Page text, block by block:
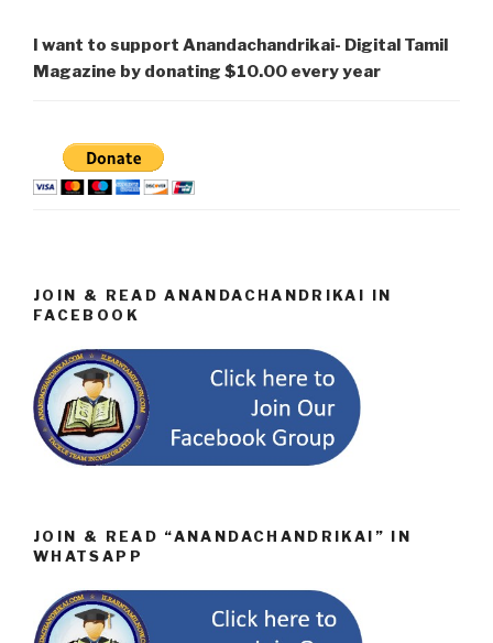
I want to support Anandachandrikai- Digital Tamil
Magazine by donating $10.00 every year
JOIN & READ ANANDACHANDRIKAI IN
FACEBOOK
JOIN & READ “ANANDACHANDRIKAI” IN
WHATSAPP